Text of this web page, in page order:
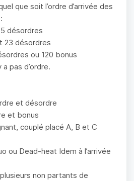
que soit l’ordre d’arrivée des
désordres
23 désordres
ou 120 bonus
a pas d’ordre.
et désordre
et bonus
couplé placé A, B et C
ou Dead-heat Idem à l’arrivée
non partants de